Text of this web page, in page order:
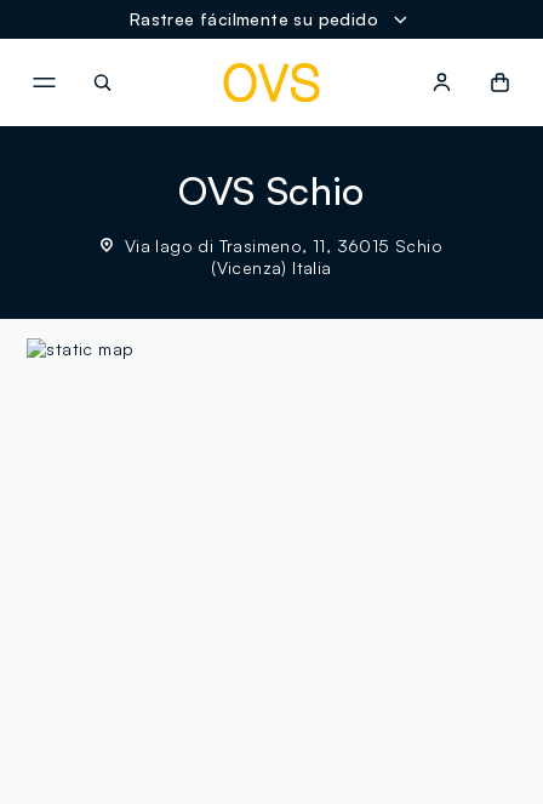
Rastree fácilmente su pedido
OVS Schio
Via lago di Trasimeno, 11, 36015 Schio
(Vicenza) Italia